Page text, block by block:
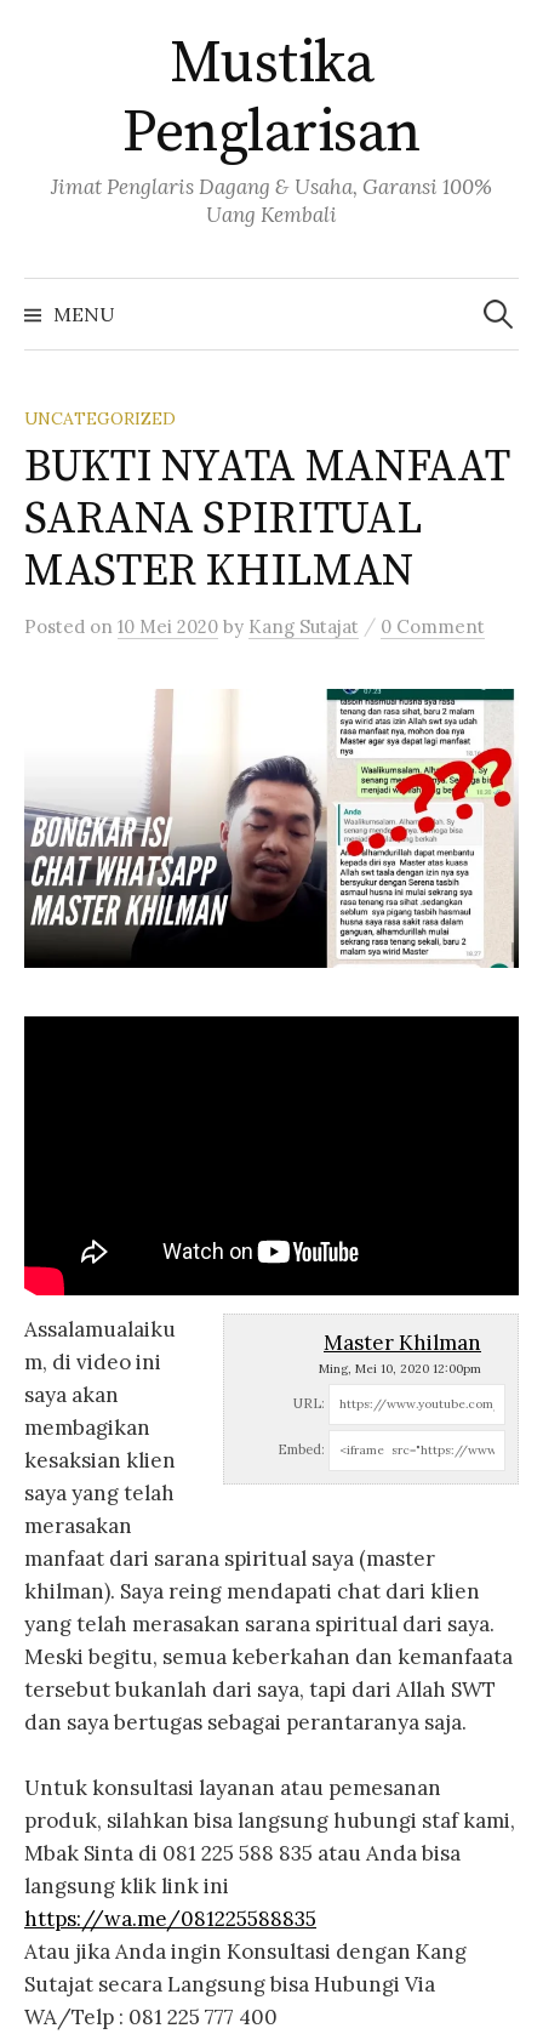
Mustika
Penglarisan
Jimat Penglaris Dagang & Usaha, Garansi 100%
Uang Kembali
MENU
Cari
untuk:
UNCATEGORIZED
BUKTI NYATA MANFAAT
SARANA SPIRITUAL
MASTER KHILMAN
Posted on 10 Mei 2020 by Kang Sutajat / 0 Comment
Master Khilman
Ming, Mei 10, 2020 12:00pm
URL:
Embed:
Assalamualaiku
m, di video ini
saya akan
membagikan
kesaksian klien
saya yang telah
merasakan
manfaat dari sarana spiritual saya (master
khilman). Saya reing mendapati chat dari klien
yang telah merasakan sarana spiritual dari saya.
Meski begitu, semua keberkahan dan kemanfaata
tersebut bukanlah dari saya, tapi dari Allah SWT
dan saya bertugas sebagai perantaranya saja.
Untuk konsultasi layanan atau pemesanan
produk, silahkan bisa langsung hubungi staf kami,
Mbak Sinta di 081 225 588 835 atau Anda bisa
langsung klik link ini
https://wa.me/081225588835
Atau jika Anda ingin Konsultasi dengan Kang
Sutajat secara Langsung bisa Hubungi Via
WA/Telp : 081 225 777 400